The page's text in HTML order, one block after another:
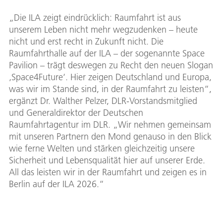
„Die ILA zeigt eindrücklich: Raumfahrt ist aus
unserem Leben nicht mehr wegzudenken – heute
nicht und erst recht in Zukunft nicht. Die
Raumfahrthalle auf der ILA – der sogenannte Space
Pavilion – trägt deswegen zu Recht den neuen Slogan
‚Space4Future‘. Hier zeigen Deutschland und Europa,
was wir im Stande sind, in der Raumfahrt zu leisten“,
ergänzt Dr. Walther Pelzer, DLR-Vorstandsmitglied
und Generaldirektor der Deutschen
Raumfahrtagentur im DLR. „Wir nehmen gemeinsam
mit unseren Partnern den Mond genauso in den Blick
wie ferne Welten und stärken gleichzeitig unsere
Sicherheit und Lebensqualität hier auf unserer Erde.
All das leisten wir in der Raumfahrt und zeigen es in
Berlin auf der ILA 2026.“